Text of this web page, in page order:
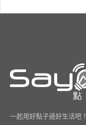
一起用好點子過好生活吧！